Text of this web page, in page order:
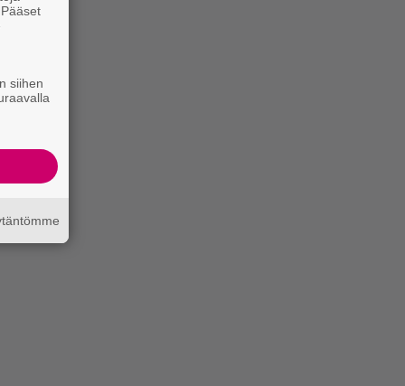
siihen